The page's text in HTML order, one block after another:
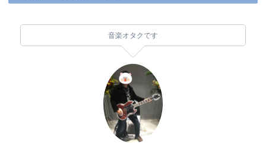
音楽オタクです